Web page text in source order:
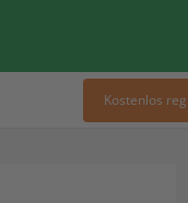
Kostenlos